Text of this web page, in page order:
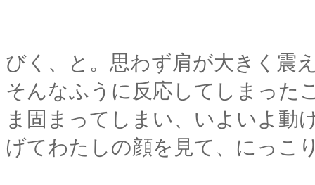
びく、と。思わず肩が大きく震
そんなふうに反応してしまった
ま固まってしまい、いよいよ動
げてわたしの顔を見て、にっこ